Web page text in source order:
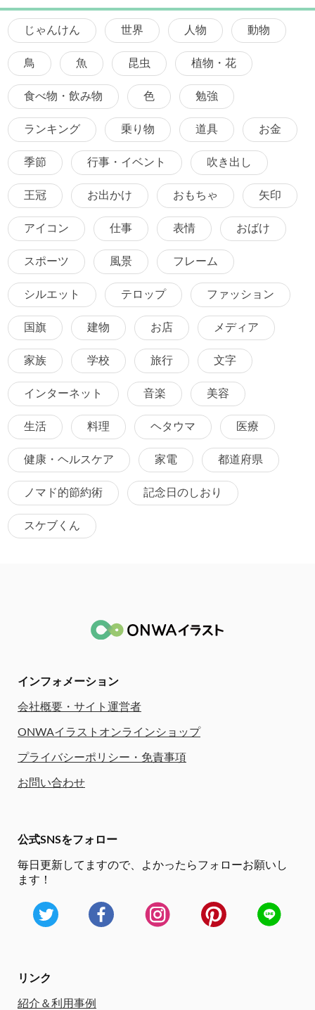
じゃんけん 世界 人物 動物
鳥 魚 昆虫 植物・花
食べ物・飲み物 色 勉強
ランキング 乗り物 道具 お金
季節 行事・イベント 吹き出し
王冠 お出かけ おもちゃ 矢印
アイコン 仕事 表情 おばけ
スポーツ 風景 フレーム
シルエット テロップ ファッション
国旗 建物 お店 メディア
家族 学校 旅行 文字
インターネット 音楽 美容
生活 料理 ヘタウマ 医療
健康・ヘルスケア 家電 都道府県
ノマド的節約術 記念日のしおり
スケブくん
インフォメーション
会社概要・サイト運営者
ONWAイラストオンラインショップ
プライバシーポリシー・免責事項
お問い合わせ
公式SNSをフォロー
毎日更新してますので、
よかったらフォローお願いし
ます！
リンク
紹介＆利用事例